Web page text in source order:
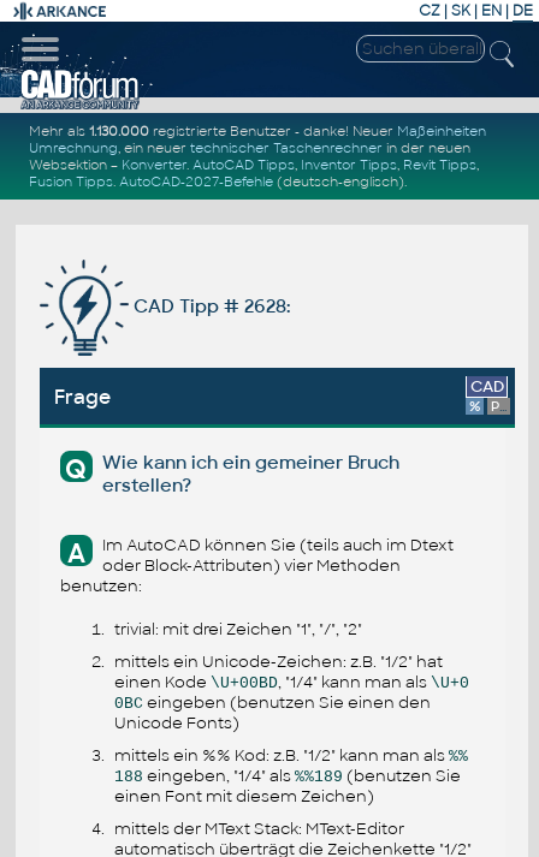
CZ | SK| EN | DE
Mehr als1.130.000 registrierte Benutzer - danke! Neuer Maßeinheiten
Umrechnung, ein neuertechnischer Taschenrechner in der neuen
Websektion – Konverter.AutoCAD Tipps, Inventor Tipps, Revit Tipps,
Fusion Tipps.AutoCAD-2027-Befehle (deutsch-englisch).
CAD Tipp # 2628:
Frage CAD
% Platform
Q
Wie kann ich ein gemeiner Bruch
erstellen?
A
Im AutoCAD können Sie (teils auch im Dtext
oder Block-Attributen) vier Methoden
benutzen:
trivial: mit drei Zeichen "1", "/", "2"
mittels ein Unicode-Zeichen: z.B. "1/2" hat
einen Kode \U+00BD, "1/4" kann man als \U+0
0BC eingeben (benutzen Sie einen den
Unicode Fonts)
mittels ein %% Kod: z.B. "1/2" kann man als %%
188 eingeben, "1/4" als %%189 (benutzen Sie
einen Font mit diesem Zeichen)
mittels der MText Stack: MText-Editor
automatisch überträgt die Zeichenkette "1/2"